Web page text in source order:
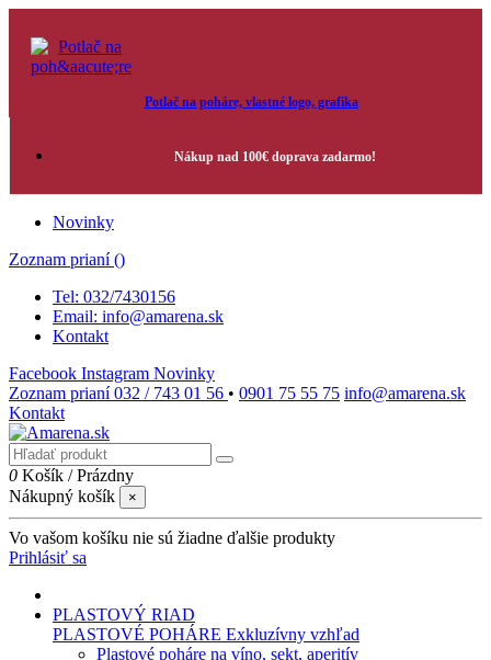
Potlač na poháre, vlastné logo, grafika
Nákup nad 100€ doprava zadarmo!
Novinky
Zoznam prianí ()
Tel: 032/7430156
Email: info@amarena.sk
Kontakt
Facebook Instagram Novinky
Zoznam prianí 032 / 743 01 56 • 0901 75 55 75 info@amarena.sk
Kontakt
0 Košík /Prázdny
Nákupný košík
×
Vo vašom košíku nie sú žiadne ďalšie produkty
Prihlásiť sa
PLASTOVÝ RIAD
PLASTOVÉ POHÁRE Exkluzívny vzhľad
Plastové poháre na víno, sekt, aperitív